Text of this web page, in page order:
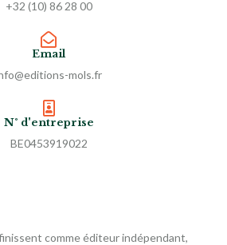
+32 (10) 86 28 00
Email
mols.fr
N° d'entreprise
BE0453919022
comme éditeur indépendant,